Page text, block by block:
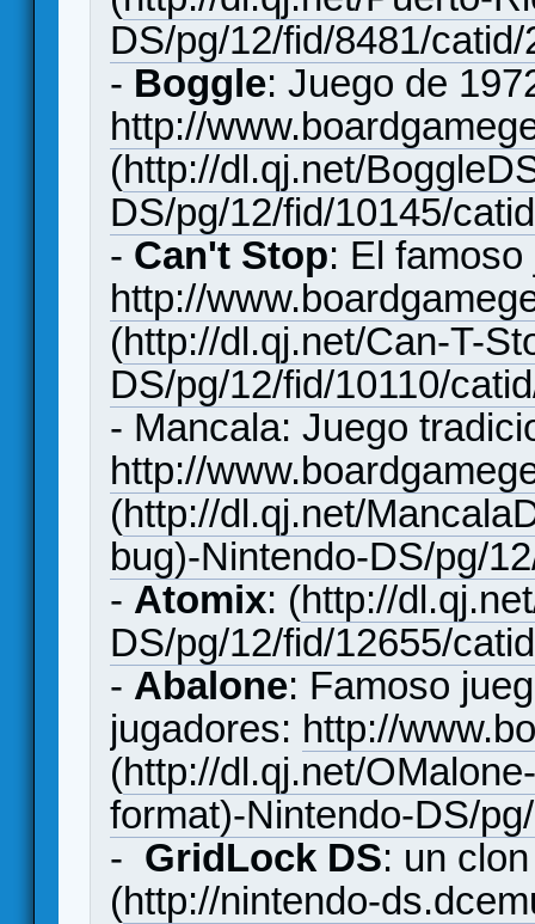
DS/pg/12/fid/8481/catid/
- Boggle: Juego de
http://
(http://dl.qj.net/
DS/pg/12/fid/10145/
- Can't Stop: El
http://
(http://dl.qj.net/Can-T-
DS/pg/12/fid/10110/
- Mancala: Juego
http://
(http://dl.qj.net/
bug)-Nintendo-DS/pg/
- Atomix: (http://
DS/pg/12/fid/12655/
- Abalone: Famoso
jugadores: http://
(http://dl.qj.net/
format)-Nintendo-DS/
- GridLock DS: un
(http://nintendo-